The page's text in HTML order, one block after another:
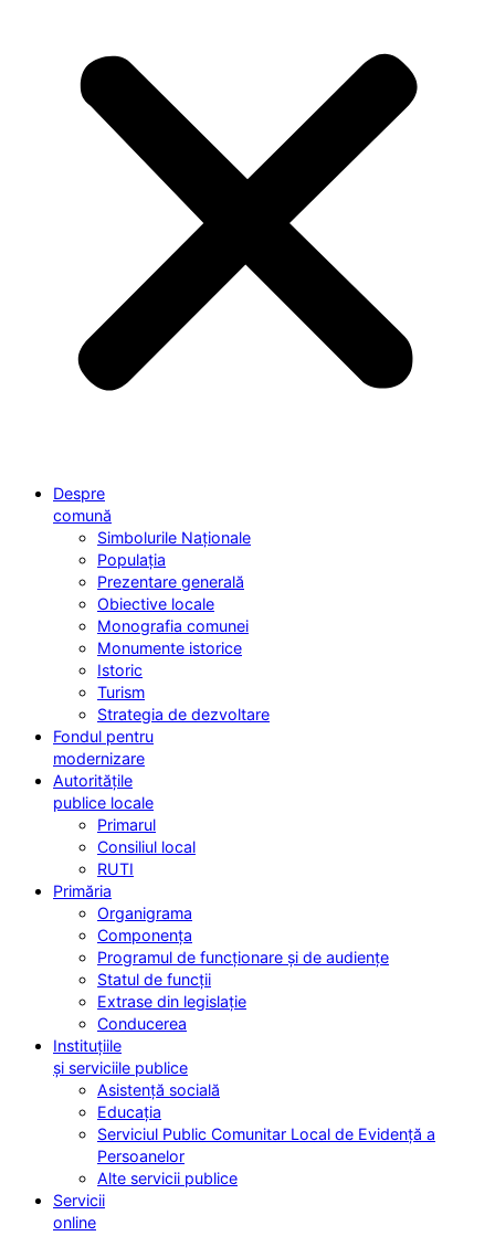
Despre
comună
Simbolurile Naționale
Populația
Prezentare generală
Obiective locale
Monografia comunei
Monumente istorice
Istoric
Turism
Strategia de dezvoltare
Fondul pentru
modernizare
Autoritățile
publice locale
Primarul
Consiliul local
RUTI
Primăria
Organigrama
Componența
Programul de funcționare și de audiențe
Statul de funcții
Extrase din legislație
Conducerea
Instituțiile
și serviciile publice
Asistență socială
Educația
Serviciul Public Comunitar Local de Evidență a
Persoanelor
Alte servicii publice
Servicii
online